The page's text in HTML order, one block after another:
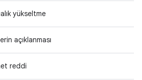
yükseltme
açıklanması
reddi